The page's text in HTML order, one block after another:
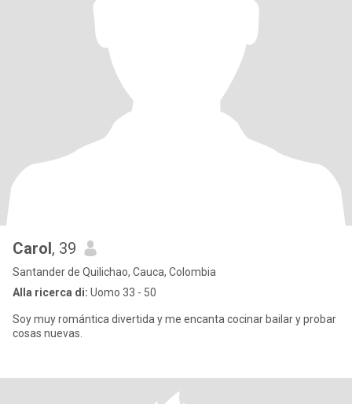
Carol, 39
Santander de Quilichao, Cauca, Colombia
Alla ricerca di: Uomo 33 - 50
Soy muy romántica divertida y me encanta cocinar bailar y probar
cosas nuevas.